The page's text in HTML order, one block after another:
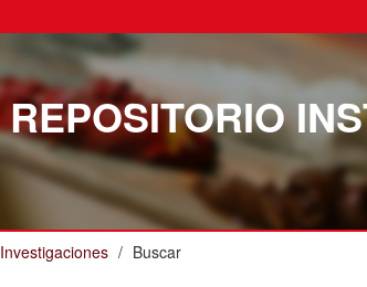
REPOSITORIO
Investigaciones Buscar